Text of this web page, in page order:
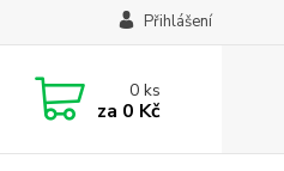
Přihlášení
0ks
za 0 Kč